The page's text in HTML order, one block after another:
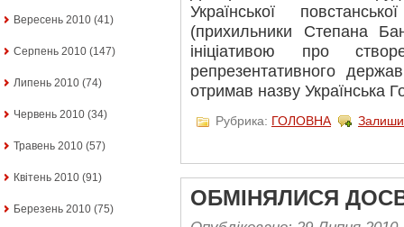
Вересень 2010 (41)
Серпень 2010 (147)
Липень 2010 (74)
Червень 2010 (34)
Травень 2010 (57)
Квітень 2010 (91)
Березень 2010 (75)
Української
(прихильники Степана
ініціативою про
репрезентативного
отримав назву Українська
Рубрика: ГОЛОВНА
ОБМІНЯЛИСЯ